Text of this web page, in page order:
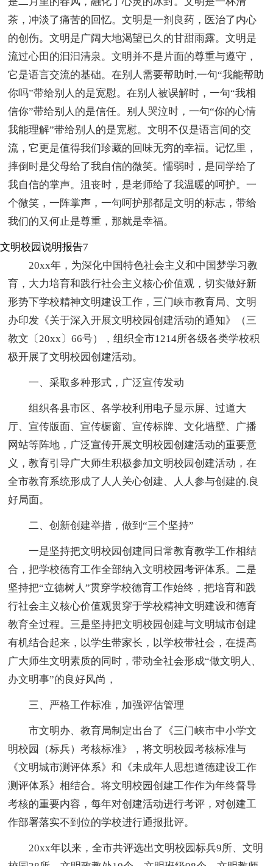
茶，冲淡了痛苦的回忆。文明是一剂良药，医治了内心
的创伤。文明是广阔大地渴望已久的甘甜雨露。文明是
流过心田的汩汩清泉。文明并不是片面的尊重与遵守，
它是语言交流的基础。在别人需要帮助时,一句“我能帮助
你吗”带给别人的是宽慰。在别人被误解时，一句“我相
信你”带给别人的是信任。别人哭泣时，一句“你的心情
我能理解”带给别人的是宽慰。文明不仅是语言间的交
流，它更是值得我们珍藏的回味无穷的幸福。记忆里，
摔倒时是父母给了我自信的微笑。懦弱时，是同学给了
我自信的掌声。沮丧时，是老师给了我温暖的呵护。一
个微笑，一阵掌声，一句呵护那都是文明的标志，带给
我们的又何止是尊重，那就是幸福。
文明校园说明报告7
20xx年，为深化中国特色社会主义和中国梦学习教
育，大力培育和践行社会主义核心价值观，切实做好新
形势下学校精神文明建设工作，三门峡市教育局、文明
办印发《关于深入开展文明校园创建活动的通知》（三
教文〔20xx〕66号），组织全市1214所各级各类学校积
极开展了文明校园创建活动。
一、采取多种形式，广泛宣传发动
组织各县市区、各学校利用电子显示屏、过道大
厅、宣传版面、宣传橱窗、宣传标牌、文化墙壁、广播
网站等阵地，广泛宣传开展文明校园创建活动的重要意
义，教育引导广大师生积极参加文明校园创建活动，在
全市教育系统形成了人人关心创建、人人参与创建的.良
好局面。
二、创新创建举措，做到“三个坚持”
一是坚持把文明校园创建同日常教育教学工作相结
合，把学校德育工作全部纳入文明校园考评体系。二是
坚持把“立德树人”贯穿学校德育工作始终，把培育和践
行社会主义核心价值观贯穿于学校精神文明建设和德育
教育全过程。三是坚持把文明校园创建与文明城市创建
有机结合起来，以学生带家长，以学校带社会，在提高
广大师生文明素质的同时，带动全社会形成“做文明人、
办文明事”的良好风尚，
三、严格工作标准，加强评估管理
市文明办、教育局制定出台了《三门峡市中小学文
明校园（标兵）考核标准》，将文明校园考核标准与
《文明城市测评体系》和《未成年人思想道德建设工作
测评体系》相结合。将文明校园创建工作作为年终督导
考核的重要内容，每年对创建活动进行考评，对创建工
作部署落实不到位的学校进行通报批评。
20xx年以来，全市共评选出文明校园标兵9所、文明